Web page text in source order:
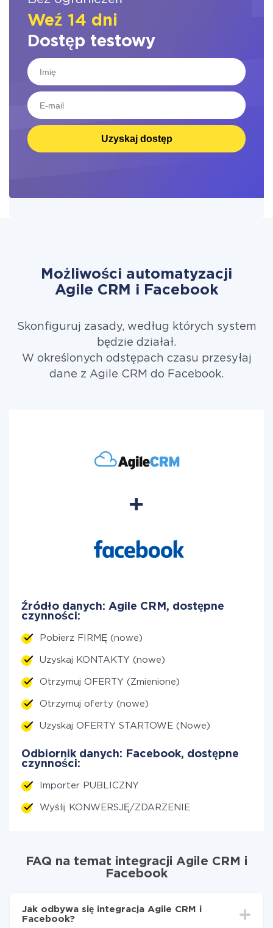
Weź 14 dni
Dostęp testowy
Uzyskaj dostęp
Możliwości automatyzacji
Agile CRM i Facebook
Skonfiguruj zasady, według których system
będzie działał.
W określonych odstępach czasu przesyłaj
dane z Agile CRM do Facebook.
Źródło danych: Agile CRM, dostępne
czynności:
Pobierz FIRMĘ (nowe)
Uzyskaj KONTAKTY (nowe)
Otrzymuj OFERTY (Zmienione)
Otrzymuj oferty (nowe)
Uzyskaj OFERTY STARTOWE (Nowe)
Odbiornik danych: Facebook, dostępne
czynności:
Importer PUBLICZNY
Wyślij KONWERSJĘ/ZDARZENIE
FAQ na temat integracji Agile CRM i
Facebook
Jak odbywa się integracja Agile CRM i
Facebook?